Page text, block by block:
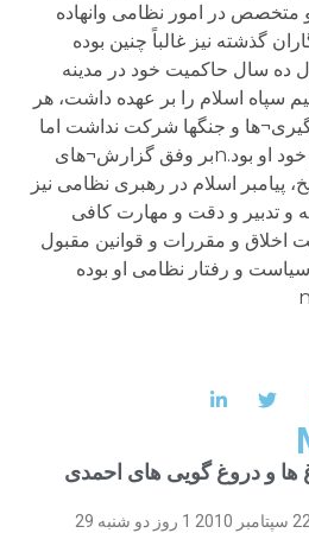
متخصص در امور نظامی وانهاده
گذشته نیز غالباً چنین بوده
ده سال حاکمیت خود در مدینه
سپاه اسلام را بر عهده داشت، هر
و جنگها شرکت نداشت اما
فرماندهی عالی در اختیار خود او بود.nبر وفق گزارش¬های
پیامبر اسلام در رهبری نظامی نیز
و تدبیر و دقت و مهارت کافی
اخلاق و مقررات و قوانین مقبول
و رفتار نظامی او بوده
ها و دروغ گویی های احمدی
چهارشنبه 31 شهریور 89 / 22 سپتامبر 2010 1 روز دو شنبه 29